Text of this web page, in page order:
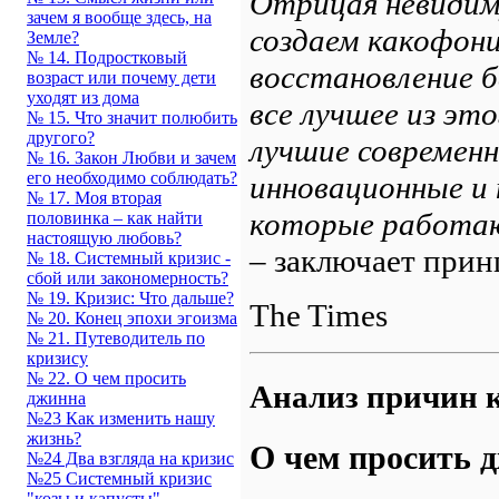
зачем я вообще здесь, на
Земле?
№ 14. Подростковый
возраст или почему дети
уходят из дома
№ 15. Что значит полюбить
другого?
№ 16. Закон Любви и зачем
его необходимо соблюдать?
№ 17. Моя вторая
половинка – как найти
настоящую любовь?
№ 18. Системный кризис -
сбой или закономерность?
№ 19. Кризис: Что дальше?
№ 20. Конец эпохи эгоизма
№ 21. Путеводитель по
кризису
№ 22. О чем просить
джинна
№23 Как изменить нашу
жизнь?
№24 Два взгляда на кризис
№25 Системный кризис
создаем
восстановление
все лучшее из
лучшие
инновационные и
которые
– заключает
The Times
Анализ причин
О чем просить